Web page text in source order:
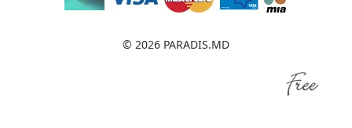
© 2026 PARADIS.MD